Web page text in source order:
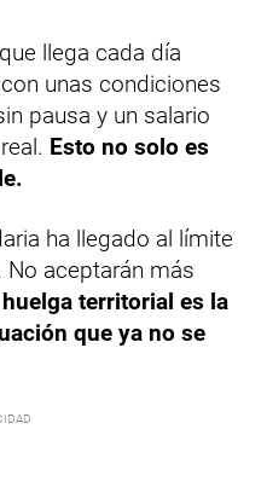
llega cada día
unas condiciones
pausa y un salario
Esto no solo es
ha llegado al límite
aceptarán más
huelga territorial es la
que ya no se